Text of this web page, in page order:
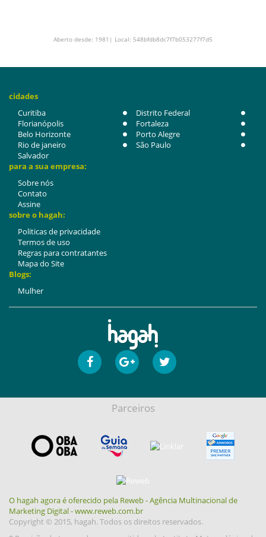
Aberto desde: 1981| Local: 548bfdb8dc7f7b053277f7d5
cidades
Curitiba
Distrito Federal
Florianópolis
Fortaleza
Belo Horizonte
Porto Alegre
Rio de janeiro
São Paulo
Salvador
para a sua empresa:
Sobre nós
Contato
Assine
sobre o hagah:
Politicas de privacidade
Termos de uso
Regras para contratantes
Mapa do Site
Blogs:
Mulher
Parceiros
O hagah agora é oferecido pela Reweb - Agência Multinacional de
Marketing Digital - www.reweb.com.br
Copyright © 2015, hagah. Todos os direitos reservados.